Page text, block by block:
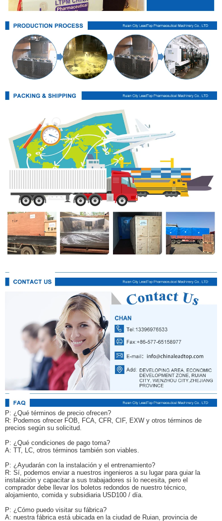
P: ¿Qué términos de precio ofrecen?
R: Podemos ofrecer FOB, FCA, CFR, CIF, EXW y otros términos de
precios según su solicitud.
P: ¿Qué condiciones de pago toma?
A: TT, LC, otros términos también son viables.
P: ¿Ayudarán con la instalación y el entrenamiento?
R: Sí, podemos enviar a nuestros ingenieros a su lugar para guiar la
instalación y capacitar a sus trabajadores si lo necesita, pero el
comprador debe llevar los boletos redondos de nuestro técnico,
alojamiento, comida y subsidiaria USD100 / día.
P: ¿Cómo puedo visitar su fábrica?
A: nuestra fábrica está ubicada en la ciudad de Ruian, provincia de